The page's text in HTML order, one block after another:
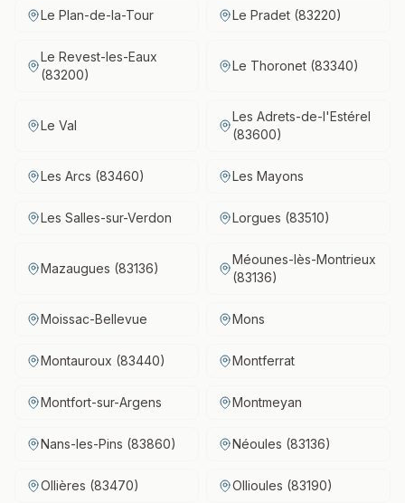
Le Plan-de-la-Tour Le Pradet (83220)
Le Revest-les-Eaux
(83200)
Le Thoronet (83340)
Le Val
Les Adrets-de-l'Estérel
(83600)
Les Arcs (83460) Les Mayons
Les Salles-sur-Verdon Lorgues (83510)
Mazaugues (83136)
Méounes-lès-Montrieux
(83136)
Moissac-Bellevue Mons
Montauroux (83440) Montferrat
Montfort-sur-Argens Montmeyan
Nans-les-Pins (83860) Néoules (83136)
Ollières (83470) Ollioules (83190)